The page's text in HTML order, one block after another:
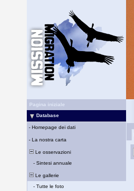
Pagina iniziale
Database
- Homepage dei dati
- La nostra carta
Le osservazioni
- Sintesi annuale
Le gallerie
- Tutte le foto